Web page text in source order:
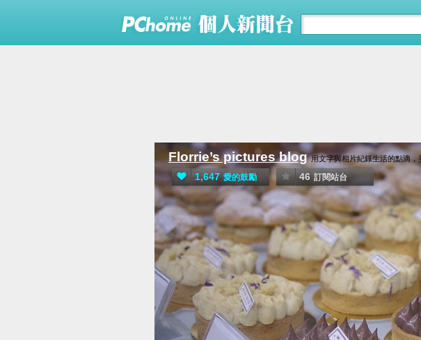
Florrie’s pictures blog 用文字與相片紀錄生活的點滴
1,647 愛的鼓勵 46 訂閱站台